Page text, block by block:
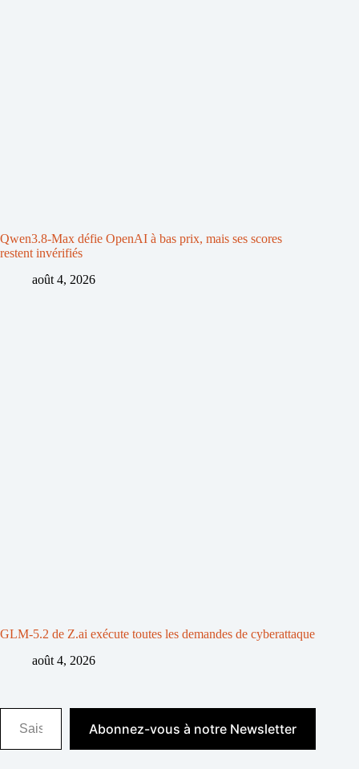
Qwen3.8-Max défie OpenAI à bas prix, mais ses scores
restent invérifiés
août 4, 2026
GLM-5.2 de Z.ai exécute toutes les demandes de cyberattaque
août 4, 2026
Saisissez votre adresse e-mail…
Abonnez-vous à notre Newsletter